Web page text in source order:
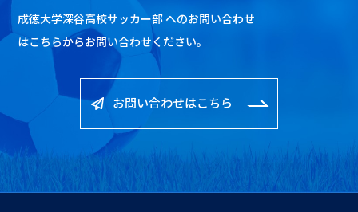
成徳大学深谷高校サッカー部 へのお問い合わせ
はこちらからお問い合わせください。
お問い合わせはこちら